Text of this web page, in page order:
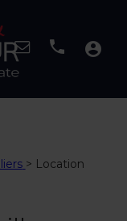
account_circle
> Location